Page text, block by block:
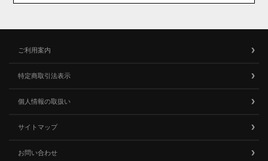
ご利用案内
特定商取引法表示
個人情報の取扱い
サイトマップ
お問い合わせ